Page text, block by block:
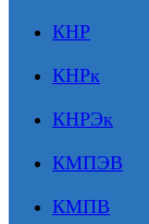
КНР
КНРк
КНРЭк
КМПЭВ
КМПВ